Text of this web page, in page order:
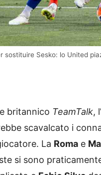
sostituire Sesko: lo United
britannico TeamTalk,
scavalcato i
La Roma e
si sono